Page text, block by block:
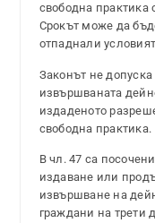
свободна практика
Срокът може да
отпаднали
Законът не
извършваната
издаденото
свободна практика.
В чл. 47 са
издаване или
извършване на
граждани на трети